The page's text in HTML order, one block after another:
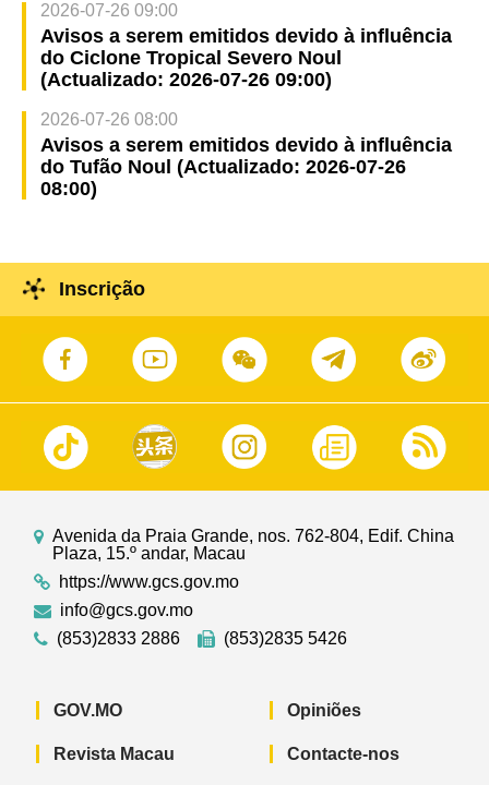
2026-07-26 09:00
Avisos a serem emitidos devido à influência
do Ciclone Tropical Severo Noul
(Actualizado: 2026-07-26 09:00)
2026-07-26 08:00
Avisos a serem emitidos devido à influência
do Tufão Noul (Actualizado: 2026-07-26
08:00)
Inscrição
Avenida da Praia Grande, nos. 762-804, Edif. China
Plaza, 15.º andar, Macau
https://www.gcs.gov.mo
info@gcs.gov.mo
(853)2833 2886
(853)2835 5426
GOV.MO
Revista Macau
Opiniões
Contacte-nos